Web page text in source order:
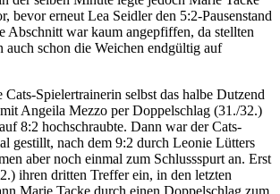
bevor erneut Lea Seidler den 5:2-Pausenstand
Abschnitt war kaum angepfiffen, da stellten
auch schon die Weichen endgültig auf
Cats-Spielertrainerin selbst das halbe Dutzend
Angeila Mezzo per Doppelschlag (31./32.)
8:2 hochschraubte. Dann war der Cats-
gestillt, nach dem 9:2 durch Leonie Lütters
aber noch einmal zum Schlussspurt an. Erst
ihren dritten Treffer ein, in den letzten
Marie Tacke durch einen Doppelschlag zum